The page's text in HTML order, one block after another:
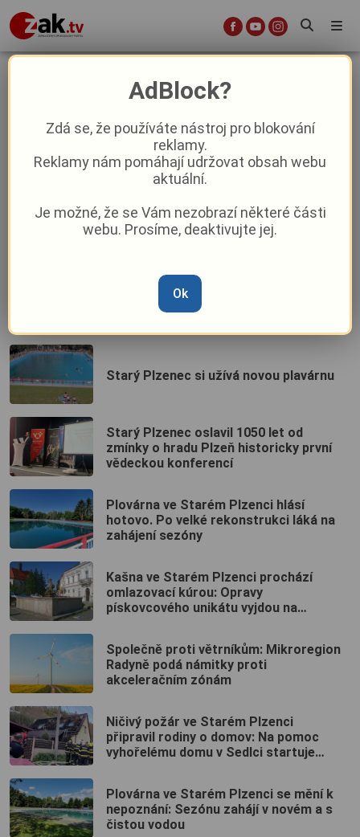
Starý Plzenec
Bývalý sběrný dvůr zaplavily tuny
odpadu. Bezohledný čin ve Starém
Plzenci už vyšetřuje policie
Škola a hala ve Starém Plzenci bojují o
Stavbu roku Plzeňského kraje.
Kam za koupáním v Plzeňském kraji?
Bolevák láká na nová mola, Starý
Starý Plzenec si užívá novou plavárnu
Starý Plzenec oslavil 1050 let od
zmínky o hradu Plzeň historicky první
vědeckou konferencí
Plovárna ve Starém Plzenci hlásí
hotovo. Po velké rekonstrukci láká na
zahájení sezóny
Kašna ve Starém Plzenci prochází
omlazovací kúrou: Opravy
pískovcového unikátu vyjdou na
Společně proti větrníkům: Mikroregion
Radyně podá námitky proti
akceleračním zónám
Ničivý požár ve Starém Plzenci
připravil rodiny o domov: Na pomoc
vyhořelému domu v Sedlci startuje
Plovárna ve Starém Plzenci se mění k
nepoznání: Sezónu zahájí v novém a s
čistou vodou
AdBlock?
Zdá se, že používáte nástroj pro blokování
reklamy.
Reklamy nám pomáhají udržovat obsah webu
aktuální.
Je možné, že se Vám nezobrazí některé části
webu. Prosíme, deaktivujte jej.
Ok